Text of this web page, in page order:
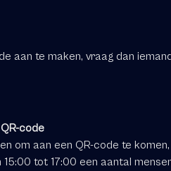
aan te maken, vraag dan
code
om aan een QR-code te
15:00 tot 17:00 een aantal